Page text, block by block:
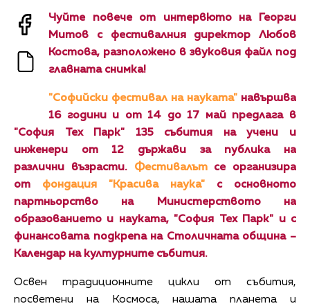
Чуйте повече от интервюто на Георги
Митов с фестивалния директор Любов
Костова, разположено в звуковия файл под
главната снимка!
"Софийски фестивал на науката" навършва
16 години и от 14 до 17 май предлага в
"София Тех Парк" 135 събития на учени и
инженери от 12 държави за публика на
различни възрасти. Фестивалътсе организира
от фондация "Красива наука" с основното
партньорство на Министерството на
образованието и науката, "София Тех Парк" и с
финансовата подкрепа на Столичната община –
Календар на културните събития.
Освен традиционните цикли от събития,
посветени на Космоса, нашата планета и